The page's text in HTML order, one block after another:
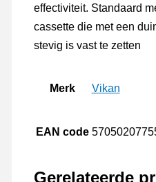
effectiviteit. Standaard
cassette die met een
stevig is vast te zetten
Merk Vikan
EAN code
Gerelateerde